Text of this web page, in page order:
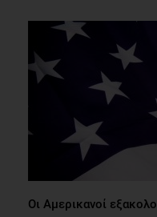
Οι Αμερικανοί